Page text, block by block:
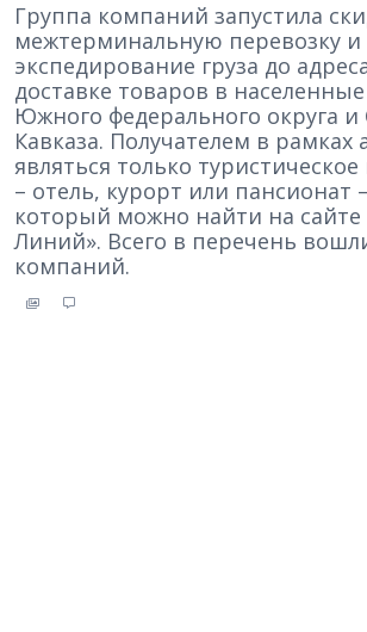
Группа компаний запустила
межтерминальную перевозку и
экспедирование груза до
доставке товаров в
Южного федерального округа и
Кавказа. Получателем в
являться только
– отель, курорт или пансионат
который можно найти на
Линий». Всего в перечень
компаний.